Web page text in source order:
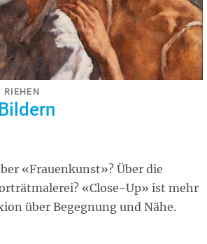
RIEHEN
«Frauenkunst»? Über die
«Close-Up» ist mehr
über Begegnung und Nähe.